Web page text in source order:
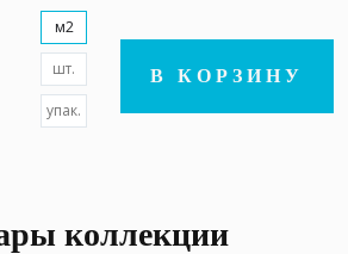
м2
шт.
упак.
В КОРЗИНУ
коллекции